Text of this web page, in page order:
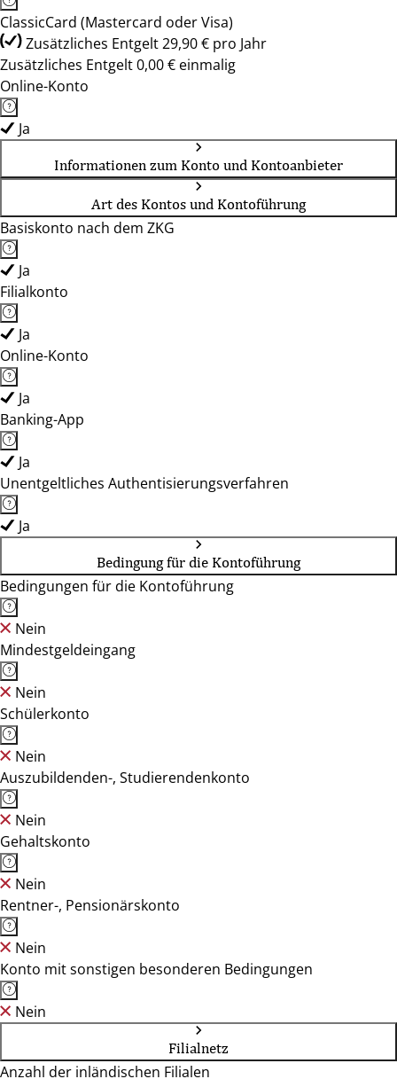
ClassicCard (Mastercard oder Visa)
Zusätzliches Entgelt 29,90 € pro Jahr
Zusätzliches Entgelt 0,00 € einmalig
Online-Konto
Ja
Informationen zum Konto und Kontoanbieter
Art des Kontos und Kontoführung
Basiskonto nach dem ZKG
Ja
Filialkonto
Ja
Online-Konto
Ja
Banking-App
Ja
Unentgeltliches Authentisierungsverfahren
Ja
Bedingung für die Kontoführung
Bedingungen für die Kontoführung
Nein
Mindestgeldeingang
Nein
Schülerkonto
Nein
Auszubildenden-, Studierendenkonto
Nein
Gehaltskonto
Nein
Rentner-, Pensionärskonto
Nein
Konto mit sonstigen besonderen Bedingungen
Nein
Filialnetz
Anzahl der inländischen Filialen